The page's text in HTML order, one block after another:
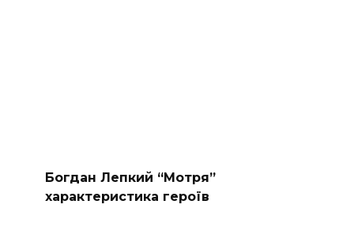
Богдан Лепкий “Мотря”
характеристика героїв